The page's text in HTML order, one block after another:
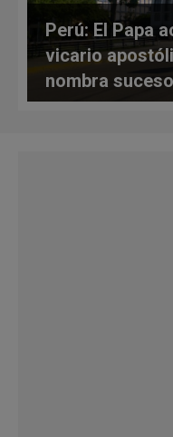
Perú: El Papa
vicario
nombra